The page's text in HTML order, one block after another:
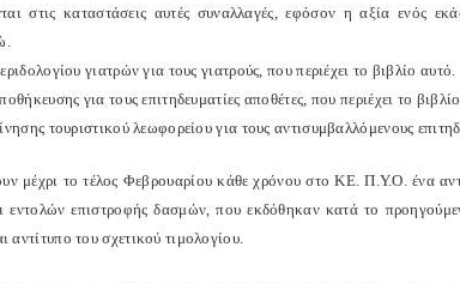
στις καταστάσεις αυτές συναλλαγές, εφόσον η αξία ενός
γιατρών για τους γιατρούς, που περιέχει το βιβλίο αυτό.
για τους επιτηδευματίες αποθέτες, που περιέχει το
τουριστικού λεωφορείου για τους αντισυμβαλλόμενους
μέχρι το τέλος Φεβρουαρίου κάθε χρόνου στο ΚΕ. Π.Υ.Ο. ένα
επιστροφής δασμών, που εκδόθηκαν κατά το
του σχετικού τιμολογίου.